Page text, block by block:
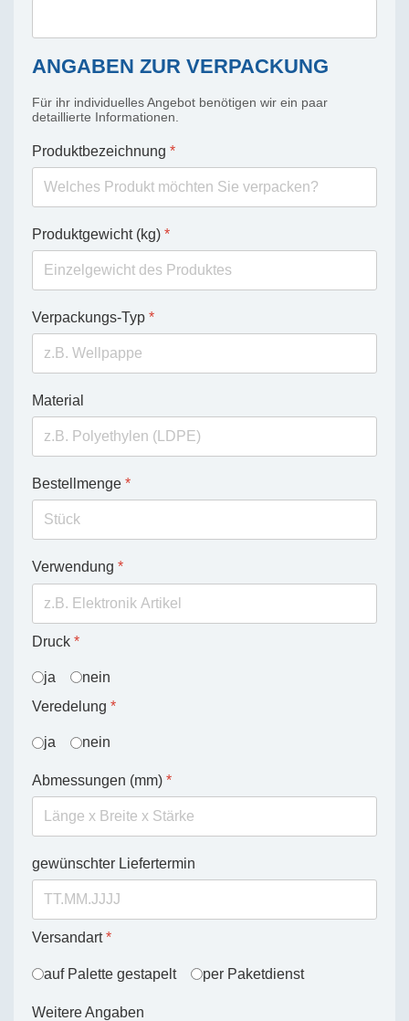
ANGABEN ZUR VERPACKUNG
Für ihr individuelles Angebot benötigen wir ein paar
detaillierte Informationen.
Produktbezeichnung *
Produktgewicht (kg) *
Verpackungs-Typ *
Material
Bestellmenge *
Verwendung *
Druck *
ja
nein
Veredelung *
ja nein
Abmessungen (mm) *
gewünschter Liefertermin
Versandart*
auf Palette gestapelt per Paketdienst
Weitere Angaben